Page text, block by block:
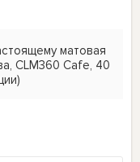
матовая
CLM360 Cafe, 40